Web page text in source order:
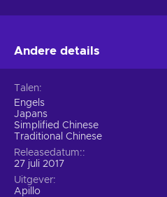
Andere details
Talen
Engels
Japans
Simplified Chinese
Traditional Chinese
Releasedatum:
27 juli 2017
Uitgever
Apillo